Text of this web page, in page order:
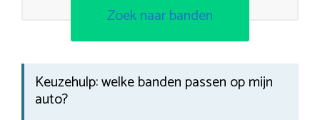
Zoek naar banden
Keuzehulp: welke banden passen op mijn
auto?